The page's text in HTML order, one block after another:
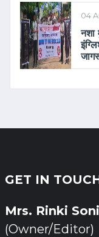
04
नशा
GET IN
Mrs. Rinki Soni
(Owner/Editor)